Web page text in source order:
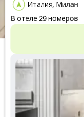
Италия, Милан
В отеле 29 номеров